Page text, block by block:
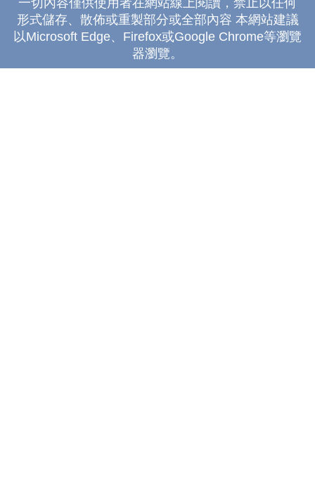
形式儲存、散佈或重製部分或全部內容 本網站建議
以Microsoft Edge、Firefox或Google Chrome等瀏覽
器瀏覽。